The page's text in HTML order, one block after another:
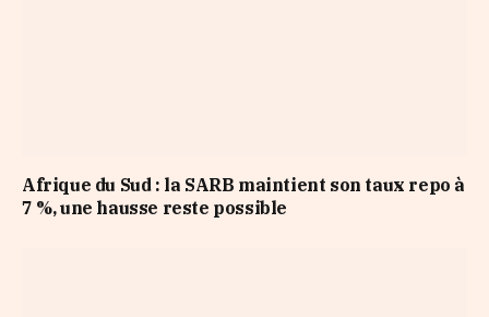
Afrique du Sud : la SARB maintient son taux repo à
7 %, une hausse reste possible